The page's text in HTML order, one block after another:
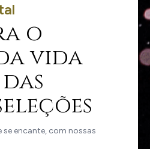
o
vida
se encante, com nossas